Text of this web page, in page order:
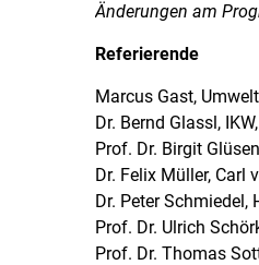
Änderungen am
Referierende
Marcus Gast,
Dr. Bernd Glassl,
Prof. Dr. Birgit
Dr. Felix Müller, Carl
Dr. Peter Schmiedel,
Prof. Dr. Ulrich
Prof. Dr. Thomas